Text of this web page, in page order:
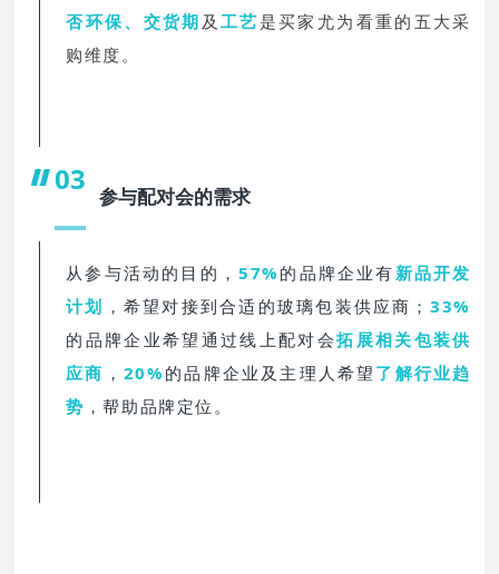
否环保、交货期 及工艺 是买家尤为看重的五大采
购维度。
03 参与配对会的需求
从参与活动的目的，57% 的品牌企业有 新品开发
计划 ，希望对接到合适的玻璃包装供应商；33%
的品牌企业希望通过线上配对会拓展相关包装供
应商 ， 20% 的品牌企业及主理人希望 了解行业趋
势 ，帮助品牌定位。